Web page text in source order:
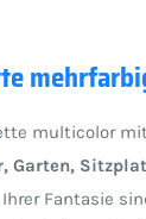
multicolor mit
Garten,
Ihrer Fantasie